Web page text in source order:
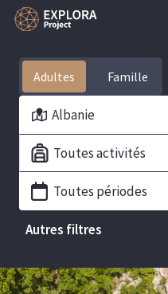
Adultes
Albanie
Toutes activités
Toutes périodes
Autres filtres